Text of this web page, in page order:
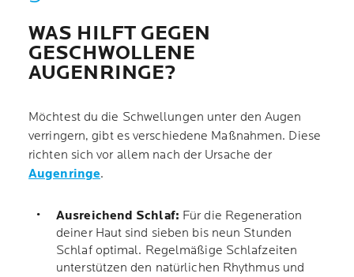
WAS HILFT GEGEN
GESCHWOLLENE
AUGENRINGE?
Möchtest du die Schwellungen unter den Augen
verringern, gibt es verschiedene Maßnahmen. Diese
richten sich vor allem nach der Ursache der
Augenringe.
Ausreichend Schlaf: Für die Regeneration
deiner Haut sind sieben bis neun Stunden
Schlaf optimal. Regelmäßige Schlafzeiten
unterstützen den natürlichen Rhythmus und